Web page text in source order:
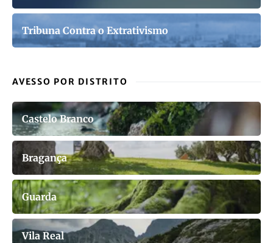
Tribuna Contra o Extrativismo
AVESSO POR DISTRITO
Castelo Branco
Bragança
Guarda
Vila Real